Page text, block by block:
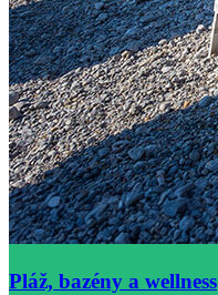
Pláž, bazény a wellness